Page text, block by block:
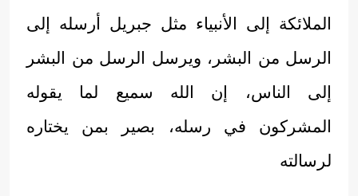
الملائكة إلى الأنبياء مثل جبريل أرسله إلى
الرسل من البشر، ويرسل الرسل من البشر
إلى الناس، إن الله سميع لما يقوله
المشركون في رسله، بصير بمن يختاره
لرسالته